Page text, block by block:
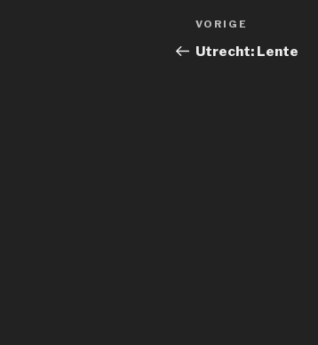
Bericht
navigatie
Vorig
bericht
VORIGE
Utrecht: Lente